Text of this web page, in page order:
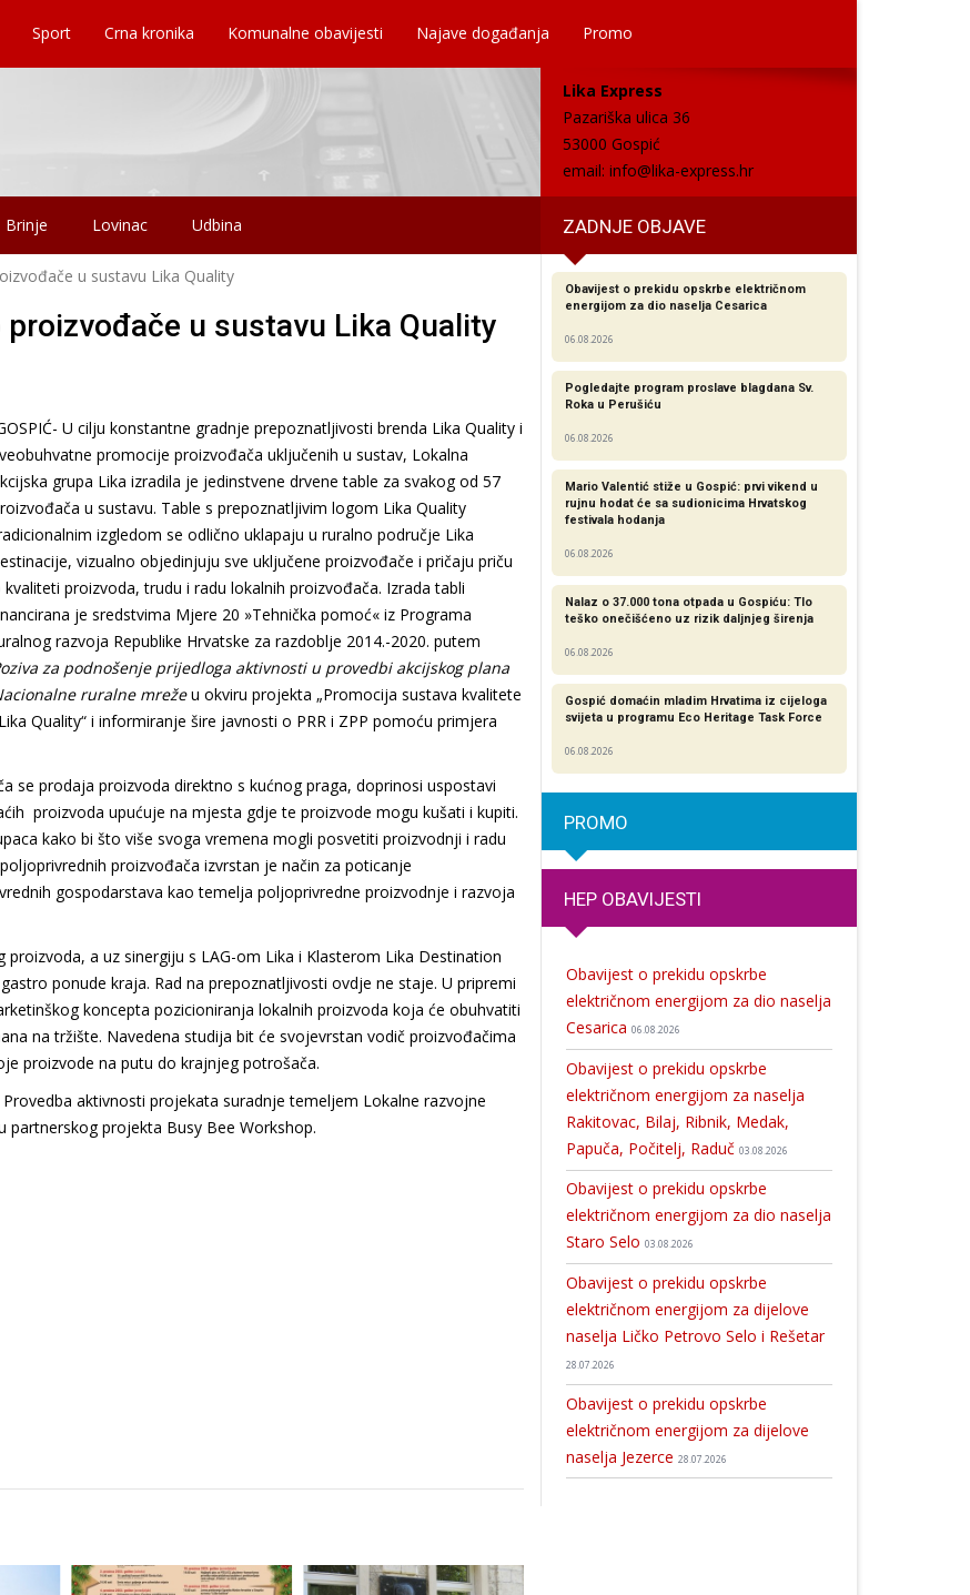
Sport Crna kronika Komunalne obavijesti Najave događanja Promo
Lika Express
Pazariška ulica 36
53000 Gospić
email: info@lika-express.hr
Brinje Lovinac Udbina ZADNJE OBJAVE
u sustavu Lika Quality
u sustavu Lika Quality
U cilju konstantne gradnje prepoznatljivosti brenda Lika Quality i
promocije proizvođača uključenih u sustav, Lokalna
grupa Lika izradila je jedinstvene drvene table za svakog od 57
u sustavu. Table s prepoznatljivim logom Lika Quality
izgledom se odlično uklapaju u ruralno područje Lika
vizualno objedinjuju sve uključene proizvođače i pričaju priču
kvaliteti proizvoda, trudu i radu lokalnih proizvođača. Izrada tabli
je sredstvima Mjere 20 »Tehnička pomoć« iz Programa
razvoja Republike Hrvatske za razdoblje 2014.-2020. putem
za podnošenje prijedloga aktivnosti u provedbi akcijskog plana
ruralne mrežeu okviru projekta „Promocija sustava kvalitete
Quality“ i informiranje šire javnosti o PRR i ZPP pomoću primjera
se prodaja proizvoda direktno s kućnog praga, doprinosi uspostavi
proizvoda upućuje na mjesta gdje te proizvode mogu kušati i kupiti.
kako bi što više svoga vremena mogli posvetiti proizvodnji i radu
proizvođača izvrstan je način za poticanje
gospodarstava kao temelja poljoprivredne proizvodnje i razvoja
a uz sinergiju s LAG-om Lika i Klasterom Lika Destination
ponude kraja. Rad na prepoznatljivosti ovdje ne staje. U pripremi
koncepta pozicioniranja lokalnih proizvoda koja će obuhvatiti
na tržište. Navedena studija bit će svojevrstan vodič proizvođačima
proizvode na putu do krajnjeg potrošača.
aktivnosti projekata suradnje temeljem Lokalne razvojne
partnerskog projekta Busy Bee Workshop.
Obavijest o prekidu opskrbe električnom
energijom za dio naselja Cesarica
06.08.2026
Pogledajte program proslave blagdana Sv.
Roka u Perušiću
06.08.2026
Mario Valentić stiže u Gospić: prvi vikend u
rujnu hodat će sa sudionicima Hrvatskog
festivala hodanja
06.08.2026
Nalaz o 37.000 tona otpada u Gospiću: Tlo
teško onečišćeno uz rizik daljnjeg širenja
06.08.2026
Gospić domaćin mladim Hrvatima iz cijeloga
svijeta u programu Eco Heritage Task Force
06.08.2026
PROMO
HEP OBAVIJESTI
Obavijest o prekidu opskrbe
električnom energijom za dio naselja
Cesarica 06.08.2026
Obavijest o prekidu opskrbe
električnom energijom za naselja
Rakitovac, Bilaj, Ribnik, Medak,
Papuča, Počitelj, Raduč 03.08.2026
Obavijest o prekidu opskrbe
električnom energijom za dio naselja
Staro Selo 03.08.2026
Obavijest o prekidu opskrbe
električnom energijom za dijelove
naselja Ličko Petrovo Selo i Rešetar
28.07.2026
Obavijest o prekidu opskrbe
električnom energijom za dijelove
naselja Jezerce 28.07.2026